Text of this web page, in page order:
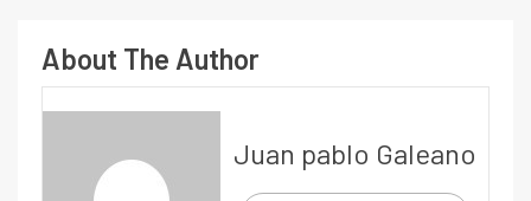
About The Author
Juan pablo Galeano